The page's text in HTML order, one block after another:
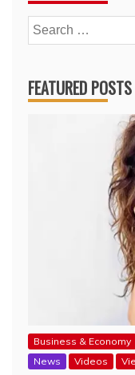
Search
for:
FEATURED POSTS
Business & Economy
News
Videos